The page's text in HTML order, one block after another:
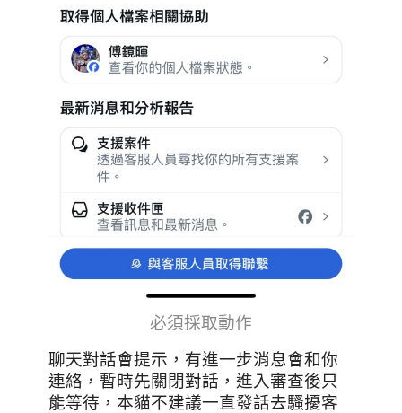
必須採取動作
聊天對話會提示，有進一步消息會和你
連絡，暫時先關閉對話，進入審查後只
能等待，本貓不建議一直發話去騷擾客